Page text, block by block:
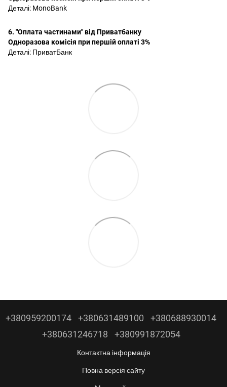
Деталі: MonoBank
6. "Оплата частинами" від Приватбанку
Одноразова комісія при першій оплаті 3%
Деталі: ПриватБанк
+380959200174 +380631489100
+380688930014
+380631246718
+380991872054
Контактна інформація
Повна версія сайту